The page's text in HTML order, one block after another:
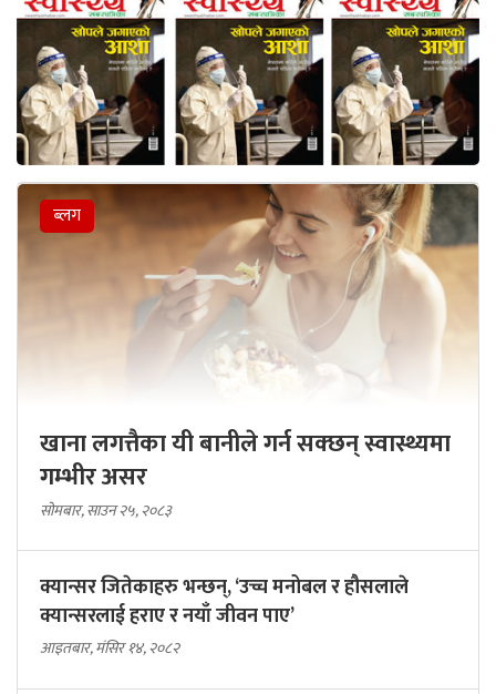
ब्लग
खाना लगत्तैका यी बानीले गर्न सक्छन् स्वास्थ्यमा
गम्भीर असर
सोमबार, साउन २५, २०८३
क्यान्सर जितेकाहरु भन्छन्, ‘उच्च मनोबल र हौसलाले
क्यान्सरलाई हराए र नयाँ जीवन पाए’
आइतबार, मंसिर १४, २०८२